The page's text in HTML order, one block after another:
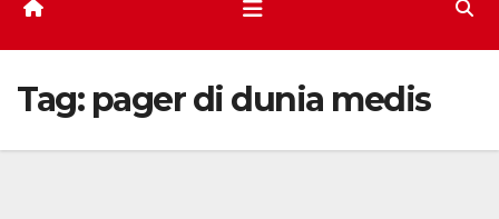
Tag: pager di dunia medis